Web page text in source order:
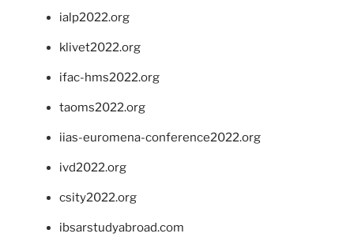
ialp2022.org
klivet2022.org
ifac-hms2022.org
taoms2022.org
iias-euromena-conference2022.org
ivd2022.org
csity2022.org
ibsarstudyabroad.com